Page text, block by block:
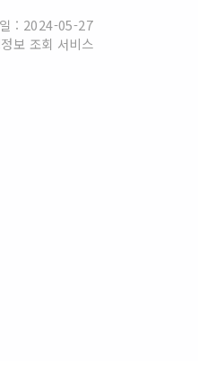
: 2024-05-27
보 조회 서비스